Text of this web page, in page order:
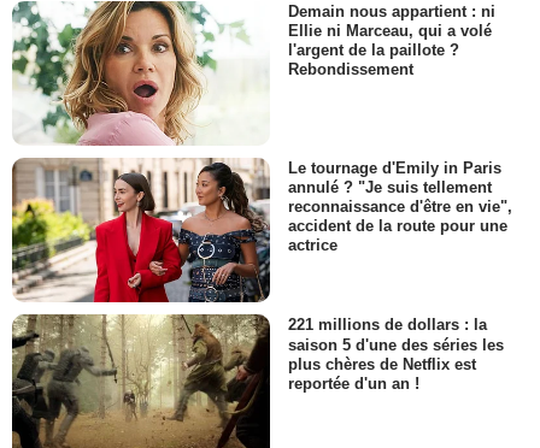
Demain nous appartient : ni
Ellie ni Marceau, qui a volé
l'argent de la paillote ?
Rebondissement
Le tournage d'Emily in Paris
annulé ? "Je suis tellement
reconnaissance d'être en vie",
accident de la route pour une
actrice
221 millions de dollars : la
saison 5 d'une des séries les
plus chères de Netflix est
reportée d'un an !